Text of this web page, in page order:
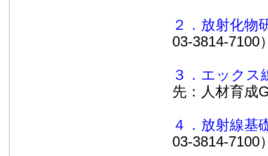
２．放射化物
03-3814-7100
３．エックス
先：人材育成
４．放射線基
03-3814-7100